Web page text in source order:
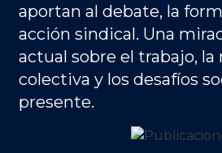
aportan al debate, la
acción sindical. Una
actual sobre el trabajo, la
colectiva y los desafíos
presente.
Image